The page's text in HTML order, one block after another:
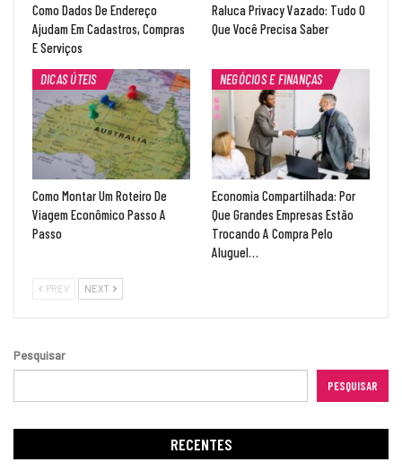
Como Dados De Endereço
Ajudam Em Cadastros, Compras
E Serviços
Raluca Privacy Vazado: Tudo O
Que Você Precisa Saber
DICAS ÚTEIS
Como Montar Um Roteiro De
Viagem Econômico Passo A
Passo
NEGÓCIOS E FINANÇAS
Economia Compartilhada: Por
Que Grandes Empresas Estão
Trocando A Compra Pelo
Aluguel…
PREV NEXT
Pesquisar
PESQUISAR
RECENTES